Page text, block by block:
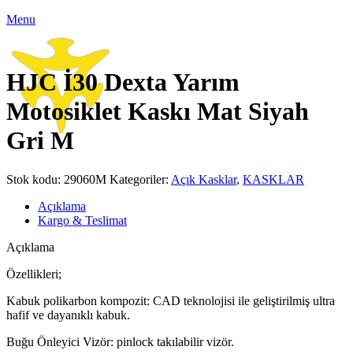
Menu
Click to enlarge
HJC İ30 Dexta Yarım
Motosiklet Kaskı Mat Siyah
Gri M
Stok kodu: 29060M Kategoriler: Açık Kasklar, KASKLAR
Açıklama
Kargo & Teslimat
Açıklama
Özellikleri;
Kabuk polikarbon kompozit: CAD teknolojisi ile geliştirilmiş ultra
hafif ve dayanıklı kabuk.
Buğu Önleyici Vizör: pinlock takılabilir vizör.